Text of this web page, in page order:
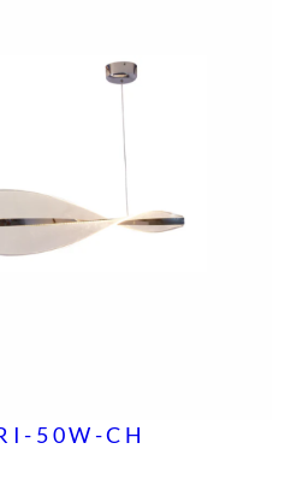
50W-CH